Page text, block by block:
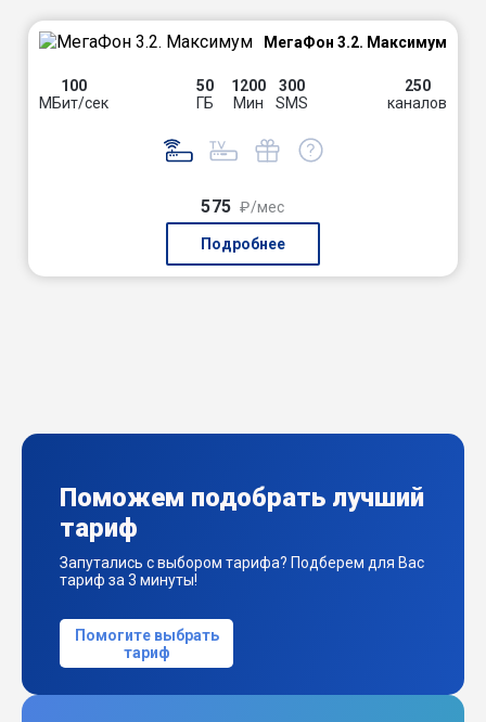
МегаФон 3.2. Максимум
100
МБит/сек
50
ГБ
1200
Мин
300
SMS
250
каналов
575 ₽/мес
Подробнее
Поможем подобрать лучший
тариф
Запутались с выбором тарифа? Подберем для Вас
тариф за 3 минуты!
Помогите выбрать
тариф